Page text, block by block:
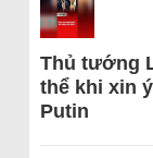
Thủ tướng
thể khi xin
Putin